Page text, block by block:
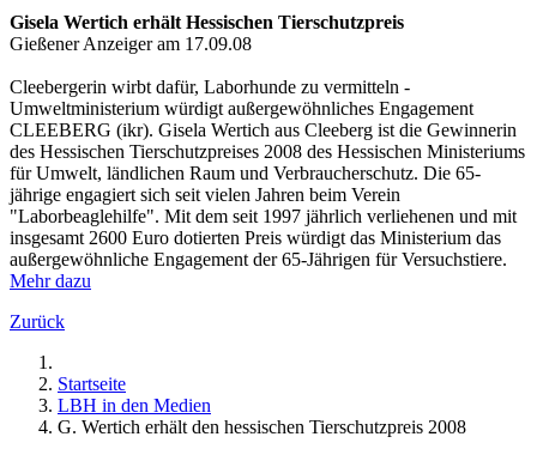
Gisela Wertich erhält Hessischen Tierschutzpreis
Gießener Anzeiger am 17.09.08
Cleebergerin wirbt dafür, Laborhunde zu vermitteln -
Umweltministerium würdigt außergewöhnliches Engagement
CLEEBERG (ikr). Gisela Wertich aus Cleeberg ist die Gewinnerin
des Hessischen Tierschutzpreises 2008 des Hessischen Ministeriums
für Umwelt, ländlichen Raum und Verbraucherschutz. Die 65-
jährige engagiert sich seit vielen Jahren beim Verein
"Laborbeaglehilfe". Mit dem seit 1997 jährlich verliehenen und mit
insgesamt 2600 Euro dotierten Preis würdigt das Ministerium das
außergewöhnliche Engagement der 65-Jährigen für Versuchstiere.
Mehr dazu
Zurück
Startseite
LBH in den Medien
G. Wertich erhält den hessischen Tierschutzpreis 2008